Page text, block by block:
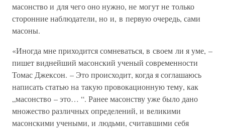
масонство и для чего оно нужно, не могут не только
сторонние наблюдатели, но и, в первую очередь, сами
масоны.
«Иногда мне приходится сомневаться, в своем ли я уме, –
пишет виднейший масонский ученый современности
Томас Джексон. – Это происходит, когда я соглашаюсь
написать статью на такую провокационную тему, как
„масонство – это… “. Ранее масонству уже было дано
множество различных определений, и великими
масонскими учеными, и людьми, считавшими себя